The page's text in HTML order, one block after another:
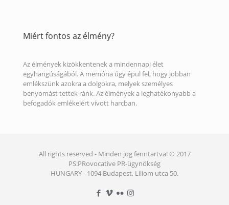
Miért fontos az élmény?
Az élmények kizökkentenek a mindennapi élet
egyhangúságából. A memória úgy épül fel, hogy jobban
emlékszünk azokra a dolgokra, melyek személyes
benyomást tettek ránk. Az élmények a leghatékonyabb a
befogadók emlékeiért vívott harcban.
All rights reserved - Minden jog fenntartva! © 2017
PS:PRovocative PR-ügynökség
HUNGARY - 1094 Budapest, Liliom utca 50.